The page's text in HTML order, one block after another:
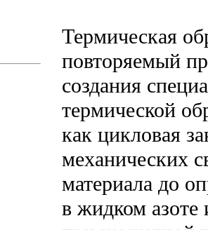
Термическая
повторяемый
создания
термической
как цикловая
механических
материала до
в жидком